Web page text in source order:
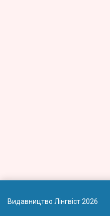
Видавництво Лінгвіст 2026